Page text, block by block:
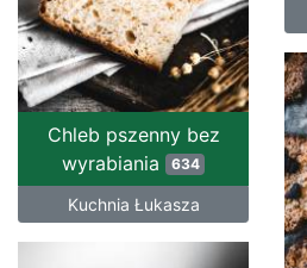
Chleb pszenny bez
wyrabiania
634
Kuchnia Łukasza